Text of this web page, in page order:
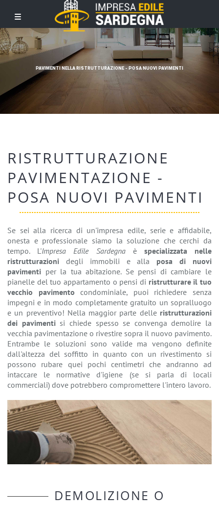
PAVIMENTI NELLA RISTRUTTURAZIONE - POSA NUOVI PAVIMENTI
RISTRUTTURAZIONE
PAVIMENTAZIONE -
POSA NUOVI PAVIMENTI
Se sei alla ricerca di un'impresa edile, serie e affidabile,
onesta e professionale siamo la soluzione che cerchi da
tempo. L'Impresa Edile Sardegnaè specializzata nelle
ristrutturazioni degli immobili e alla posa di nuovi
pavimenti per la tua abitazione. Se pensi di cambiare le
pianelle del tuo appartamento o pensi di ristrutturare il tuo
vecchio pavimento condominiale, puoi richiedere senza
impegni e in modo completamente gratuito un sopralluogo
e un preventivo! Nella maggior parte delle ristrutturazioni
dei pavimentisi chiede spesso se convenga demolire la
vecchia pavimentazione o rivestire sopra il nuovo pavimento.
Entrambe le soluzioni sono valide ma vengono definite
dall'altezza del soffitto in quanto con un rivestimento si
possono rubare quei pochi centimetri che andranno ad
intaccare le normative d'igiene (se si parla di locali
commerciali) dove potrebbero compromettere l'intero lavoro.
DEMOLIZIONE O